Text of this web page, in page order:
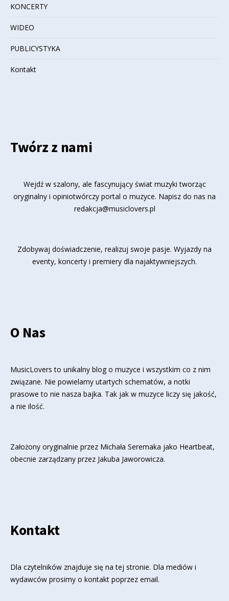
KONCERTY
WIDEO
PUBLICYSTYKA
Kontakt
Twórz z nami
Wejdź w szalony, ale fascynujący świat muzyki tworząc
oryginalny i opiniotwórczy portal o muzyce. Napisz do nas na
redakcja@musiclovers.pl
Zdobywaj doświadczenie, realizuj swoje pasje. Wyjazdy na
eventy, koncerty i premiery dla najaktywniejszych.
O Nas
MusicLovers to unikalny blog o muzyce i wszystkim co z nim
związane. Nie powielamy utartych schematów, a notki
prasowe to nie nasza bajka. Tak jak w muzyce liczy się jakość,
a nie ilość.
Założony oryginalnie przez Michała Seremaka jako Heartbeat,
obecnie zarządzany przez Jakuba Jaworowicza.
Kontakt
Dla czytelników znajduje się na tej stronie. Dla mediów i
wydawców prosimy o kontakt poprzez email.